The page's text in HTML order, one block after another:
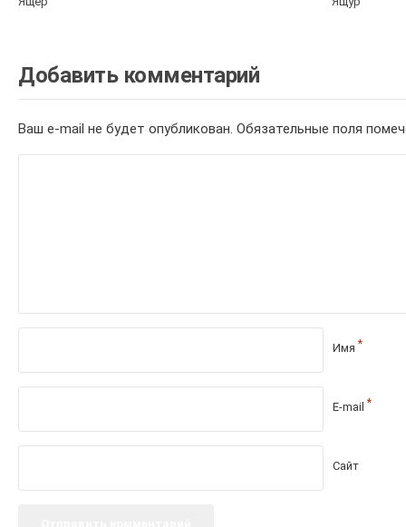
Добавить комментарий
Ваш e-mail не будет опубликован. Обязательные поля
Имя *
E-mail *
Сайт